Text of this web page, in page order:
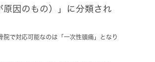
原因のもの）」に分類され
院で対応可能なのは「一次性頭痛」となり